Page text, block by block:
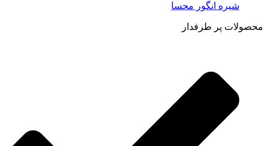
شیره انگور محسا
محصولات پر طرفدار